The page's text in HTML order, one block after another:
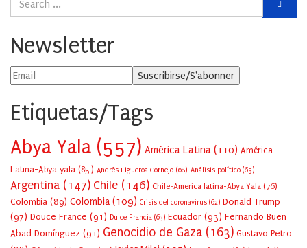
Newsletter
Etiquetas/Tags
Abya Yala (557) América Latina (110) América
Latina-Abya yala (85) Andrés Figueroa Cornejo (68) Análisis político (65)
Argentina (147) Chile (146) Chile-America latina-Abya Yala (76)
Colombia (89) Colombia(109) Crisis del coronavirus (62) Donald Trump
(97) Douce France (91) Dulce Francia (63) Ecuador (93) Fernando Buen
Abad Domínguez (91) Genocidio de Gaza (163) Gustavo Petro